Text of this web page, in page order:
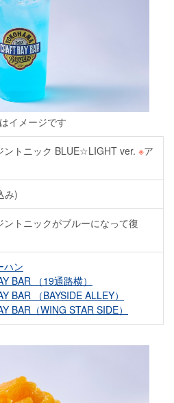
イメージです
ントニック BLUE☆LIGHT ver. ※ア
み)
ントニックがブルーになって復
ハン
BAR （19通路横）
BAR （BAYSIDE ALLEY）
BAR（WING STAR SIDE）